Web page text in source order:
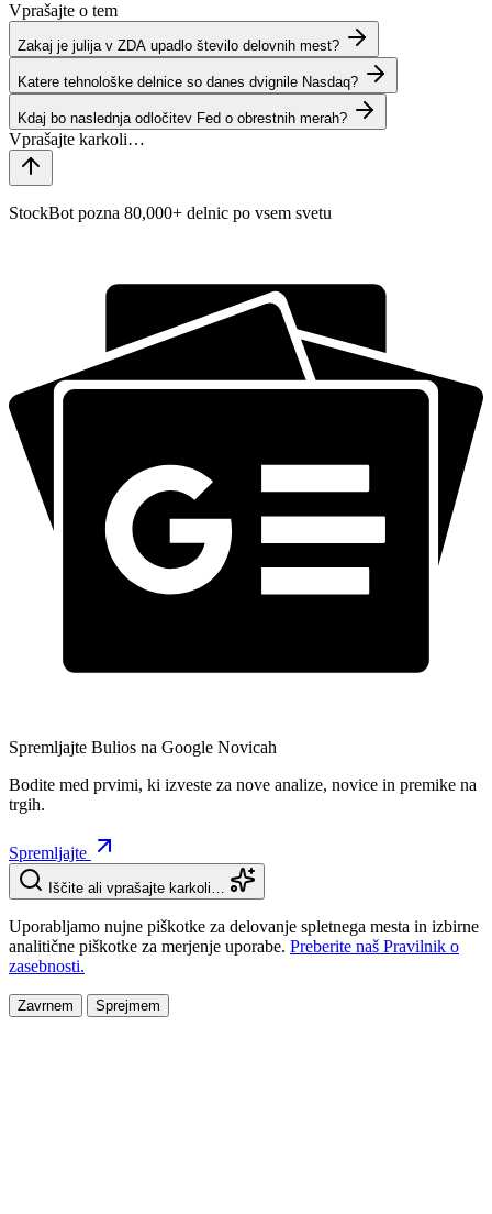
Vprašajte o tem
Zakaj je julija v ZDA upadlo število delovnih mest?
Katere tehnološke delnice so danes dvignile Nasdaq?
Kdaj bo naslednja odločitev Fed o obrestnih merah?
StockBot pozna 80,000+ delnic po vsem svetu
Spremljajte Bulios na Google Novicah
Bodite med prvimi, ki izveste za nove analize, novice in premike na
trgih.
Spremljajte
Iščite ali vprašajte karkoli…
Uporabljamo nujne piškotke za delovanje spletnega mesta in izbirne
analitične piškotke za merjenje uporabe. Preberite naš Pravilnik o
zasebnosti.
Zavrnem Sprejmem